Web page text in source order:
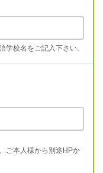
校名をご記入下さい。
ご本人様から別途HPか